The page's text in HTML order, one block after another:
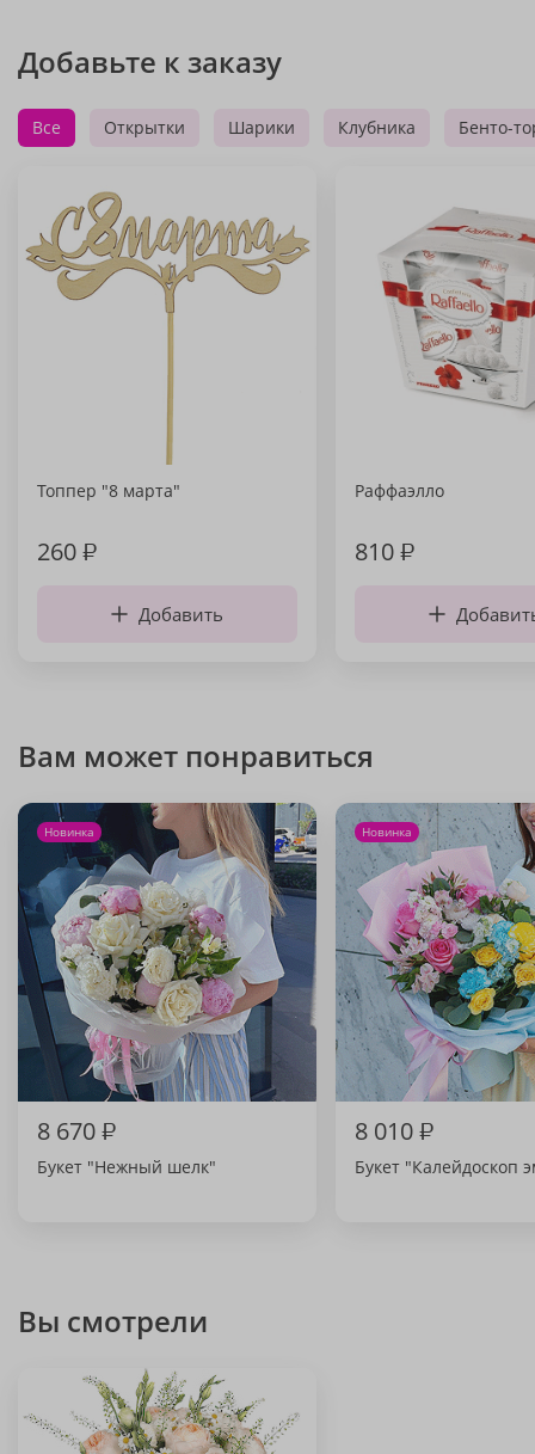
Добавьте к заказу
Все Открытки Шарики Клубника Бенто-
Топпер "8 марта"
260₽
Добавить
Раффаэлло
810₽
Вам может понравиться
Новинка
8 670₽
Букет "Нежный шелк"
Новинка
8 010₽
Букет "Калейдоскоп
Вы смотрели